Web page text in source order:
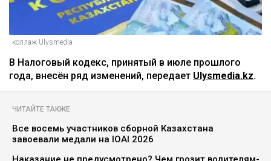
коллаж Ulysmedia
В Налоговый кодекс, принятый в июле прошлого
года, внесён ряд изменений, передает Ulysmedia.kz.
ЧИТАЙТЕ ТАКЖЕ
Все восемь участников сборной Казахстана
завоевали медали на IOAI 2026